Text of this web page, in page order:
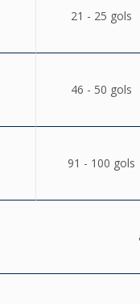
21 - 25 gols
46 - 50 gols
91 - 100 gols